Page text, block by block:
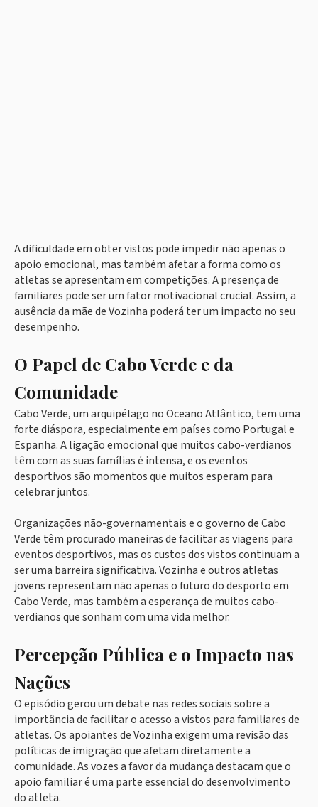
A dificuldade em obter vistos pode impedir não apenas o
apoio emocional, mas também afetar a forma como os
atletas se apresentam em competições. A presença de
familiares pode ser um fator motivacional crucial. Assim, a
ausência da mãe de Vozinha poderá ter um impacto no seu
desempenho.
O Papel de Cabo Verde e da
Comunidade
Cabo Verde, um arquipélago no Oceano Atlântico, tem uma
forte diáspora, especialmente em países como Portugal e
Espanha. A ligação emocional que muitos cabo-verdianos
têm com as suas famílias é intensa, e os eventos
desportivos são momentos que muitos esperam para
celebrar juntos.
Organizações não-governamentais e o governo de Cabo
Verde têm procurado maneiras de facilitar as viagens para
eventos desportivos, mas os custos dos vistos continuam a
ser uma barreira significativa. Vozinha e outros atletas
jovens representam não apenas o futuro do desporto em
Cabo Verde, mas também a esperança de muitos cabo-
verdianos que sonham com uma vida melhor.
Percepção Pública e o Impacto nas
Nações
O episódio gerou um debate nas redes sociais sobre a
importância de facilitar o acesso a vistos para familiares de
atletas. Os apoiantes de Vozinha exigem uma revisão das
políticas de imigração que afetam diretamente a
comunidade. As vozes a favor da mudança destacam que o
apoio familiar é uma parte essencial do desenvolvimento
do atleta.